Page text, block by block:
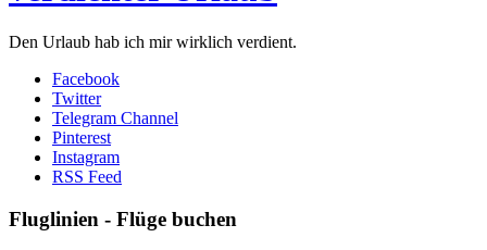
Den Urlaub hab ich mir wirklich verdient.
Facebook
Twitter
Telegram Channel
Pinterest
Instagram
RSS Feed
Fluglinien - Flüge buchen